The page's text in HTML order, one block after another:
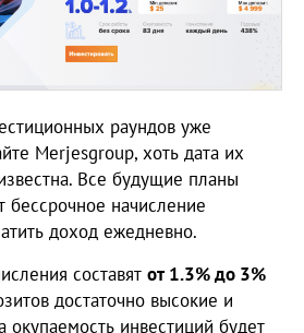
раундов уже
Merjesgroup, хоть дата их
Все будущие планы
бессрочное начисление
доход ежедневно.
составятот 1.3% до 3%
достаточно высокие и
окупаемость инвестиций будет